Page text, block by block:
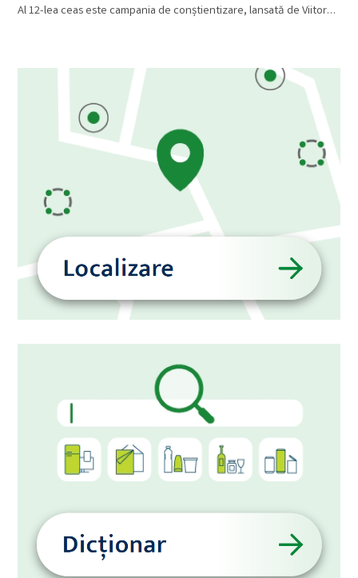
Al 12-lea ceas este campania de conștientizare, lansată de Viitor…